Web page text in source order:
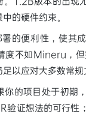
的硬件约束。
的便利性，使其
度不如Mineru，
以应对大多数常规
你的项目处于初期
证想法的可行性